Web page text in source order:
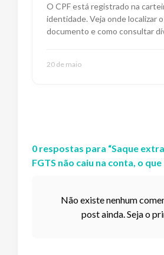
O CPF está registrado na
identidade. Veja onde localizar
documento e como consultar
20 de maio
0 respostas para “Saque
FGTS não caiu na conta, o
Não existe nenhum
post ainda. Seja o